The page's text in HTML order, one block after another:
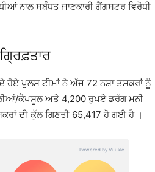
ਨਾਲ ਸਬੰਧਤ ਜਾਣਕਾਰੀ ਗੈਂਗਸਟਰ ਵਿਰੋਧੀ
ਹੋਏ ਪੁਲਸ ਟੀਮਾਂ ਨੇ ਅੱਜ 72 ਨਸ਼ਾ ਤਸਕਰਾਂ ਨੂੰ
ਕੈਪਸੂਲ ਅਤੇ 4,200 ਰੁਪਏ ਡਰੱਗ ਮਨੀ
ਦੀ ਕੁੱਲ ਗਿਣਤੀ 65,417 ਹੋ ਗਈ ਹੈ ।